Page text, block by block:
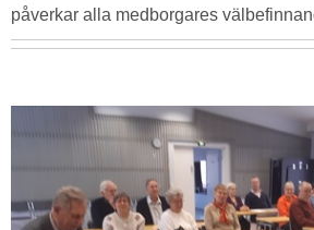
påverkar alla medborgares